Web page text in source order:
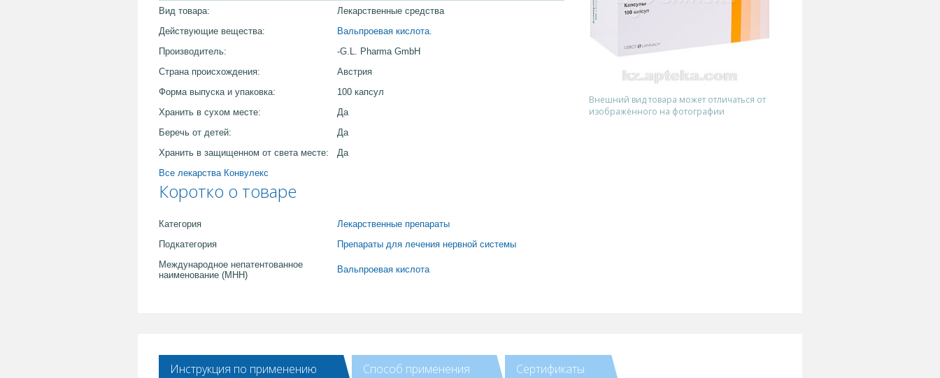
Вид товара:
Лекарственные средства
Действующие вещества:
Вальпроевая кислота.
Производитель:
-G.L. Pharma GmbH
Страна происхождения:
Австрия
Форма выпуска и упаковка:
100 капсул
Хранить в сухом месте:
Да
Беречь от детей:
Да
Хранить в защищенном от света месте:
Да
Все лекарства Конвулекс
Коротко о товаре
Категория
Лекарственные препараты
Подкатегория
Препараты для лечения нервной системы
Международное непатентованное
наименование (МНН)
Вальпроевая кислота
Внешний вид товара может отличаться от
изображённого на фотографии
Инструкция по применению Способ применения Сертификаты